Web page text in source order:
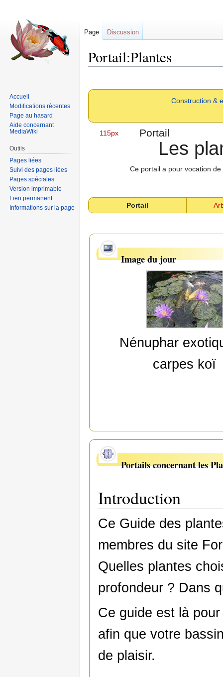
Portail:Plantes
à
à
Construction &
115px Portail
Les
Ce portail a pour vocation
Portail
Image du jour
Nénuphar
carpes koï
Portails concernant les
Introduction
Ce Guide des
membres du site
Quelles plantes
profondeur ? Dans
Ce guide est là
afin que votre
de plaisir.
Page Discussion
Accueil
Modifications récentes
Page au hasard
Aide concernant
MediaWiki
Outils
Pages liées
Suivi des pages liées
Pages spéciales
Version imprimable
Lien permanent
Informations sur la page